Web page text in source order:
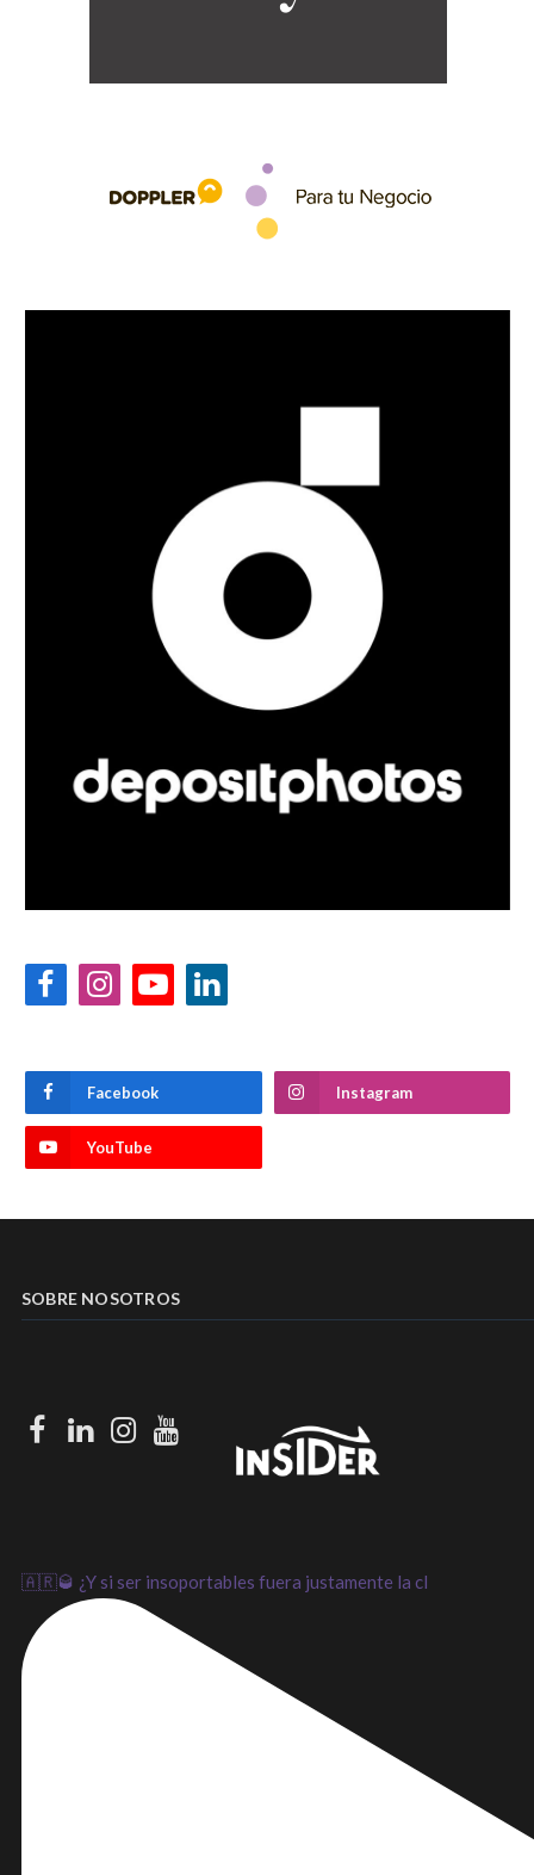
FacebookInstagramYouTubeLinkedIn
Facebook Instagram
YouTube
SOBRE NOSOTROS
Facebook
LinkedIn
Instagram
Youtube
🇦🇷🥃 ¿Y si ser insoportables fuera justamente la cl